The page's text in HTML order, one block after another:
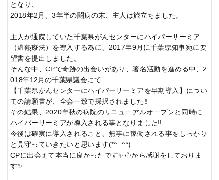
となり、
2018年2月、3年半の闘病の末、主人は旅立ちました。
主人が通院していた千葉県がんセンターにハイパーサーミア
（温熱療法）を導入する為に、2017年9月に千葉県知事宛に要
望書を提出しました。
そんな中、CPで奇跡の出会いがあり、署名活動を進める中、2
018年12月の千葉県議会にて
【千葉県がんセンターにハイパーサーミアを早期導入】につい
ての請願書が、全会一致で採択されました‼️
その結果、2020年秋の病院のリニューアルオープンと同時に
ハイパーサーミアが導入される事となりました‼️
今後は確実に導入されること、無事に稼働される事をしっかり
と見守っていきたいと思います(*^_^*)
CPに出会えて本当に良かったです✨心から感謝をしておりま
す✨